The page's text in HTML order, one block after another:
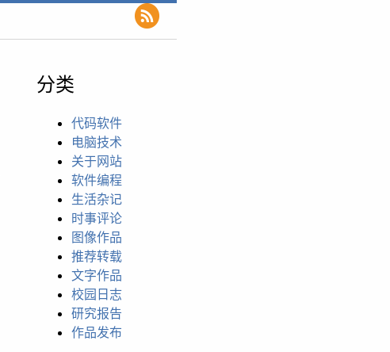
分类
代码软件
电脑技术
关于网站
软件编程
生活杂记
时事评论
图像作品
推荐转载
文字作品
校园日志
研究报告
作品发布